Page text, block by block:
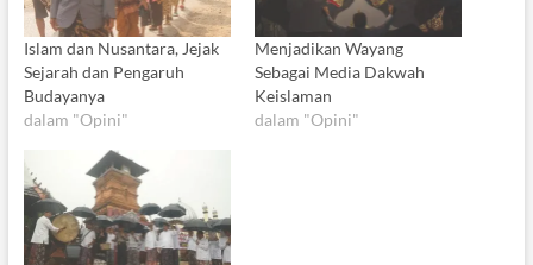
Islam dan Nusantara, Jejak
Sejarah dan Pengaruh
Budayanya
dalam "Opini"
Menjadikan Wayang
Sebagai Media Dakwah
Keislaman
dalam "Opini"